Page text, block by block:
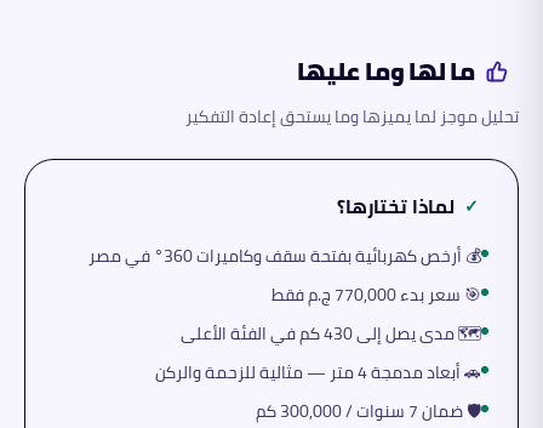
ما لها وما عليها
تحليل موجز لما يميزها وما يستحق إعادة التفكير
✓ لماذا تختارها؟
💰 أرخص كهربائية بفتحة سقف وكاميرات 360° في مصر
🎯 سعر بدء 770,000 ج.م فقط
🗺️ مدى يصل إلى 430 كم في الفئة الأعلى
🚗 أبعاد مدمجة 4 متر — مثالية للزحمة والركن
🛡️ ضمان 7 سنوات / 300,000 كم